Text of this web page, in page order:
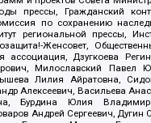
прессы, Гражданский
по сохранению
региональной прессы,
Женсовет,
ассоциация, Дзугкоева
Милославский Павел
Лилия Айратовна,
Алексеевич, Васильева
Бурдина Юлия
Андрей Сергеевич, Дугин